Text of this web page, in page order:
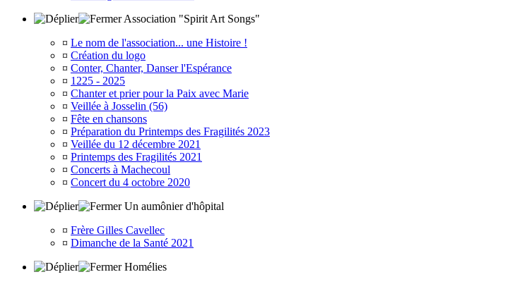
Association "Spirit Art Songs"
¤ Le nom de l'association... une Histoire !
¤ Création du logo
¤ Conter, Chanter, Danser l'Espérance
¤ 1225 - 2025
¤ Chanter et prier pour la Paix avec Marie
¤ Veillée à Josselin (56)
¤ Fête en chansons
¤ Préparation du Printemps des Fragilités 2023
¤ Veillée du 12 décembre 2021
¤ Printemps des Fragilités 2021
¤ Concerts à Machecoul
¤ Concert du 4 octobre 2020
Un aumônier d'hôpital
¤ Frère Gilles Cavellec
¤ Dimanche de la Santé 2021
Homélies